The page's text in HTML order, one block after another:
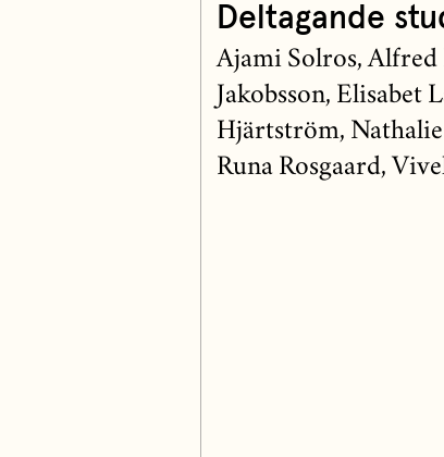
Deltagande
Ajami Solros,
Jakobsson, Elisabet
Hjärtström,
Runa Rosgaard,